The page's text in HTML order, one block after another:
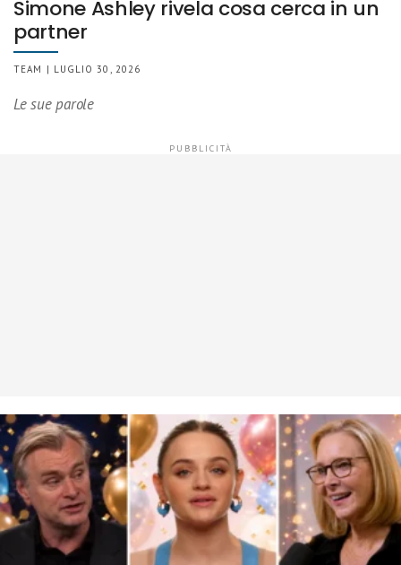
Simone Ashley rivela cosa cerca in un
partner
TEAM | LUGLIO 30, 2026
Le sue parole